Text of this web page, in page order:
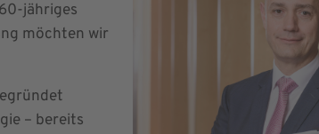
jähriges
möchten wir
– bereits